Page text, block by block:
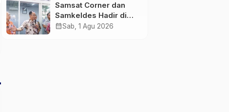
Berlangsung
Samsat Corner dan
Samkeldes Hadir di
Juwana, Mudahkan
calendar_monthSab, 1 Agu 2026